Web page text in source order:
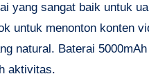
yang sangat baik untuk
untuk menonton konten
natural. Baterai
aktivitas.